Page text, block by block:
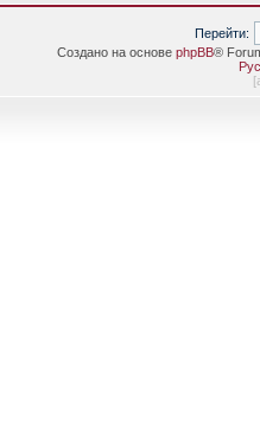
Перейти:
Создано на основе phpBB®
[